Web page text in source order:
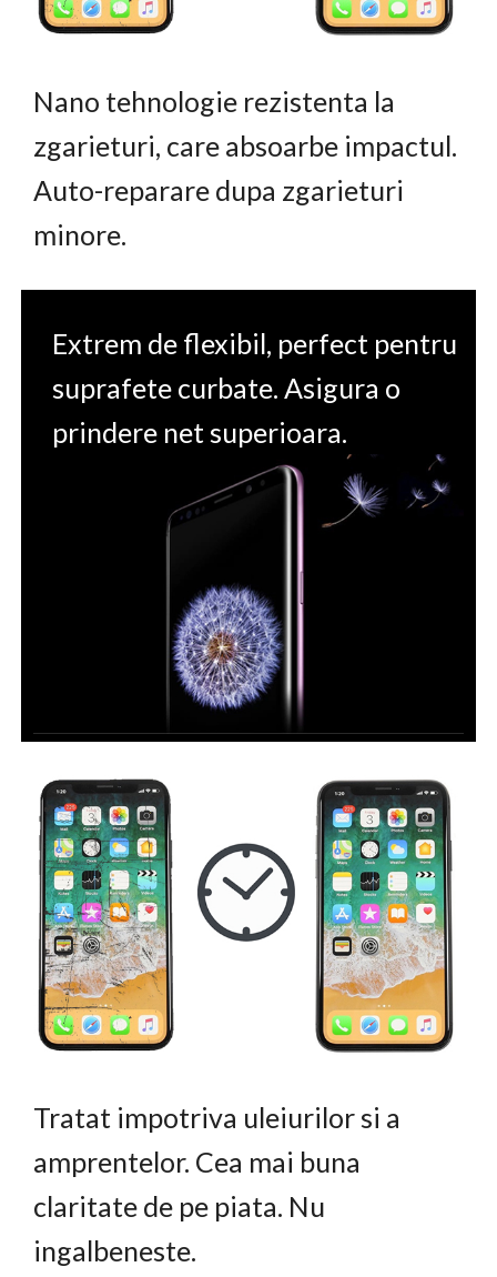
Nano tehnologie rezistenta la
zgarieturi, care absoarbe impactul.
Auto-reparare dupa zgarieturi
minore.
Extrem de flexibil, perfect pentru
suprafete curbate. Asigura o
prindere net superioara.
Tratat impotriva uleiurilor si a
amprentelor. Cea mai buna
claritate de pe piata. Nu
ingalbeneste.